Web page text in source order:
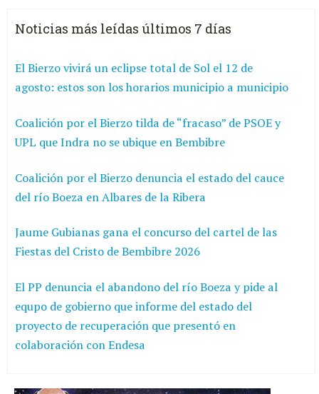
Noticias más leídas últimos 7 días
El Bierzo vivirá un eclipse total de Sol el 12 de
agosto: estos son los horarios municipio a municipio
Coalición por el Bierzo tilda de “fracaso” de PSOE y
UPL que Indra no se ubique en Bembibre
Coalición por el Bierzo denuncia el estado del cauce
del río Boeza en Albares de la Ribera
Jaume Gubianas gana el concurso del cartel de las
Fiestas del Cristo de Bembibre 2026
El PP denuncia el abandono del río Boeza y pide al
equpo de gobierno que informe del estado del
proyecto de recuperación que presentó en
colaboración con Endesa